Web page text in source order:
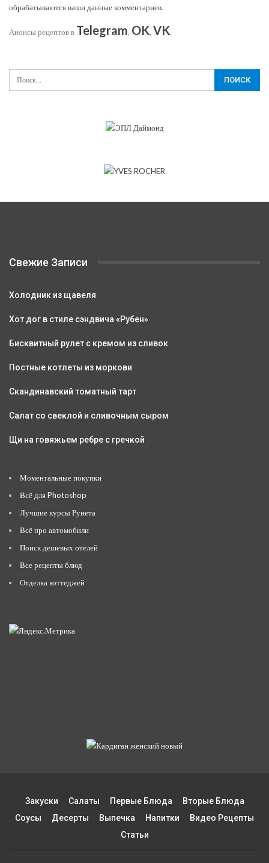
обрабатываются ваши данные комментариев.
Анонсы рецептов в Telegram, OK, VK.
Свежие Записи
Холодник из щавеля
Хот дог в стиле сэндвича «Рубен»
Бисквитный рулет с кремом из сливок
Постные котлеты из моркови
Скандинавский томатный тарт
Салат со свеклой и сливочным сыром
Щи на говяжьем ребре с гречкой
Моментальные покупки
Всё для Photoshop
Лучшие курсы Рунета
Всё про автомобили
Поиск дешевых отелей
Все рецепты блюд
Отделка коттеджей
Закуски Салаты Первые Блюда
Вторые Блюда
Соусы
Десерты Выпечка Напитки
Видео Рецепты
Статьи